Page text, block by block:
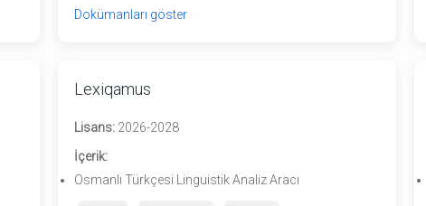
Dokümanları göster
Lexiqamus
Lisans: 2026-2028
İçerik:
Osmanlı Türkçesi Linguistik Analiz Aracı